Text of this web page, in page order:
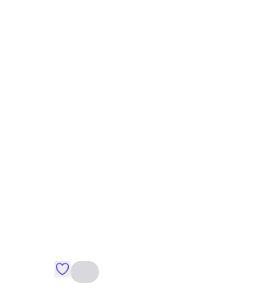
Favorit Susan Bijl